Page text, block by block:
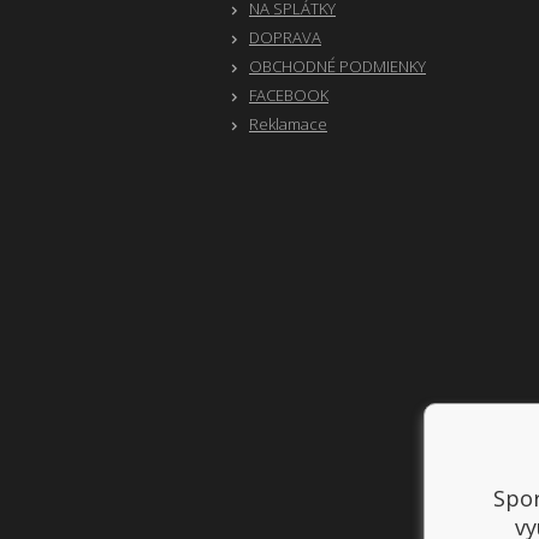
NA SPLÁTKY
DOPRAVA
OBCHODNÉ PODMIENKY
FACEBOOK
Reklamace